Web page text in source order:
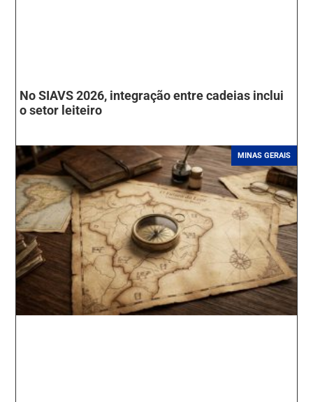
No SIAVS 2026, integração entre cadeias inclui
o setor leiteiro
MINAS GERAIS